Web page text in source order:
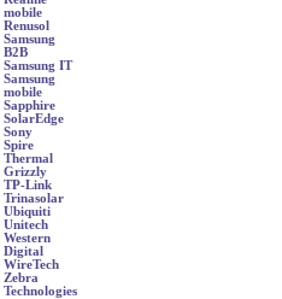
mobile
Renusol
Samsung
B2B
Samsung IT
Samsung
mobile
Sapphire
SolarEdge
Sony
Spire
Thermal
Grizzly
TP-Link
Trinasolar
Ubiquiti
Unitech
Western
Digital
WireTech
Zebra
Technologies